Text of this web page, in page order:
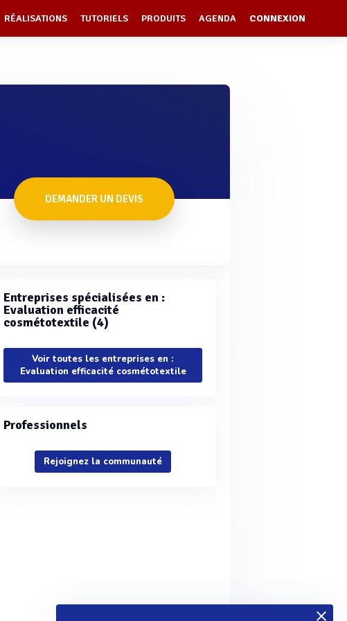
RÉALISATIONS TUTORIELS PRODUITS AGENDA CONNEXION
DEMANDER UN DEVIS
Entreprises spécialisées en :
Evaluation efficacité
cosmétotextile (4)
Voir toutes les entreprises en :
Evaluation efficacité cosmétotextile
Professionnels
Rejoignez la communauté